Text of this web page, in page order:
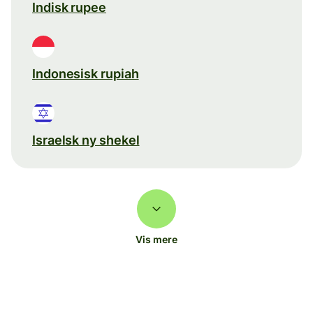
Indisk rupee
Indonesisk rupiah
Israelsk ny shekel
Vis mere